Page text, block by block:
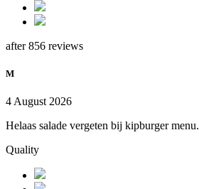
after 856 reviews
M
4 August 2026
Helaas salade vergeten bij kipburger menu.
Quality